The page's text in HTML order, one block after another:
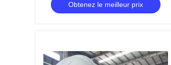
Obtenez le meilleur prix